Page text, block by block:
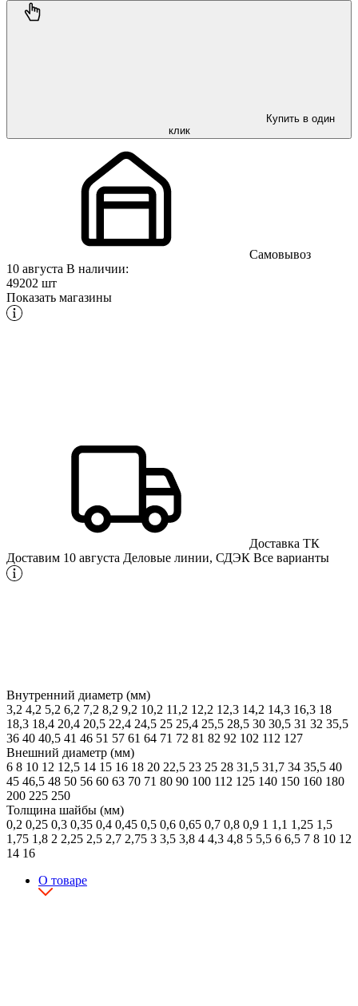
Купить в один
клик
Самовывоз
10 августа В наличии:
49202 шт
Показать магазины
Доставка ТК
Доставим 10 августа Деловые линии, СДЭК Все варианты
Внутренний диаметр (мм)
3,2 4,2 5,2 6,2 7,2 8,2 9,2 10,2 11,2 12,2 12,3 14,2 14,3 16,3 18
18,3 18,4 20,4 20,5 22,4 24,5 25 25,4 25,5 28,5 30 30,5 31 32 35,5
36 40 40,5 41 46 51 57 61 64 71 72 81 82 92 102 112 127
Внешний диаметр (мм)
6 8 10 12 12,5 14 15 16 18 20 22,5 23 25 28 31,5 31,7 34 35,5 40
45 46,5 48 50 56 60 63 70 71 80 90 100 112 125 140 150 160 180
200 225 250
Толщина шайбы (мм)
0,2 0,25 0,3 0,35 0,4 0,45 0,5 0,6 0,65 0,7 0,8 0,9 1 1,1 1,25 1,5
1,75 1,8 2 2,25 2,5 2,7 2,75 3 3,5 3,8 4 4,3 4,8 5 5,5 6 6,5 7 8 10 12
14 16
О товаре